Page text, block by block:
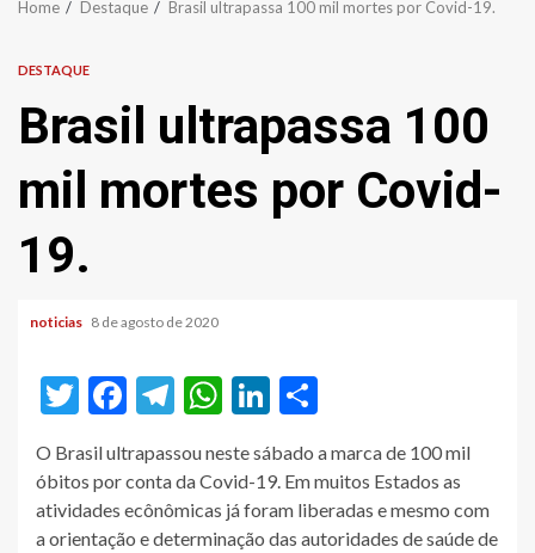
Home Destaque Brasil ultrapassa 100 mil mortes por Covid-19.
DESTAQUE
Brasil ultrapassa 100
mil mortes por Covid-
19.
noticias 8 de agosto de 2020
Twitter
Facebook
Telegram
WhatsApp
LinkedIn
O Brasil ultrapassou neste sábado a marca de 100 mil
óbitos por conta da Covid-19. Em muitos Estados as
atividades ecônômicas já foram liberadas e mesmo com
a orientação e determinação das autoridades de saúde de